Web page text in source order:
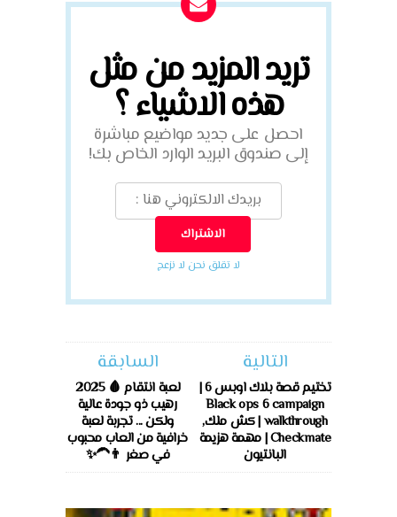
تريد المزيد من مثل
هذه الاشياء ؟
احصل على جديد مواضيع مباشرة
إلى صندوق البريد الوارد الخاص بك!
لا تقلق نحن لا نزعج
التالية
تختيم قصة بلاك اوبس 6 |
Black ops 6 campaign
walkthrough | كش ملك,
Checkmate | مهمة هزيمة
البانتيون
السابقة
لعبة انتقام 🩸 2025
رهيب ذو جودة عالية
ولكن ... تجربة لعبة
خرافية من العاب محبوب
في صغر 👨‍🦱✨